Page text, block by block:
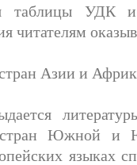
таблицы УДК
читателям
Азии и
Южной и
языках